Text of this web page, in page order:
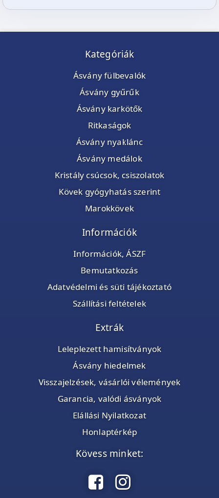
Kategóriák
Ásvány fülbevalók
Ásvány gyűrűk
Ásvány karkötők
Ritkaságok
Ásvány nyaklánc
Ásvány medálok
Kristály csúcsok, csiszolatok
Kövek gyógyhatás szerint
Marokkövek
Információk
Információk, ÁSZF
Bemutatkozás
Adatvédelmi és süti tájékoztató
Szállítási feltételek
Extrák
Leleplezett hamisítványok
Ásvány hiedelmek
Visszajelzések, vásárlói vélemények
Garancia, valódi ásványok
Elállási Nyilatkozat
Honlaptérkép
Kövess minket: